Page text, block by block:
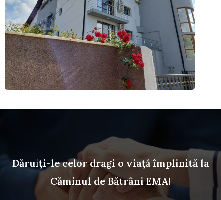
Dăruiți-le celor dragi o viață împlinită la
Căminul de Bătrâni EMA!